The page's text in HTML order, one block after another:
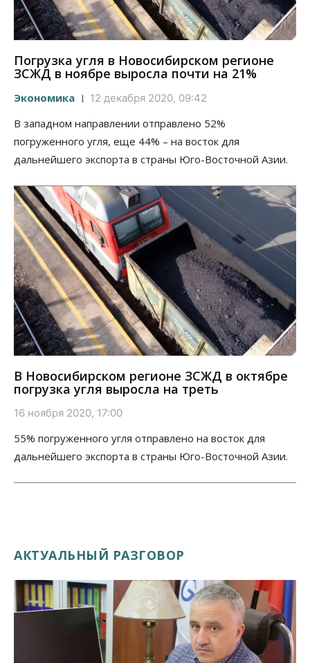
Погрузка угля в Новосибирском регионе
ЗСЖД в ноябре выросла почти на 21%
Экономика 12 декабря 2020, 09:42
В западном направлении отправлено 52%
погруженного угля, еще 44% – на восток для
дальнейшего экспорта в страны Юго-Восточной Азии.
В Новосибирском регионе ЗСЖД в октябре
погрузка угля выросла на треть
16 ноября 2020, 17:00
55% погруженного угля отправлено на восток для
дальнейшего экспорта в страны Юго-Восточной Азии.
АКТУАЛЬНЫЙ РАЗГОВОР